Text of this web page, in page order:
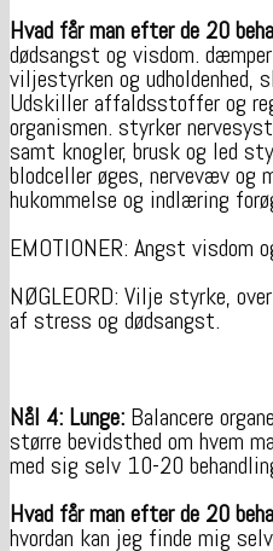
Hvad får man efter de 20
dødsangst og visdom.
viljestyrken og udholdenhed,
Udskiller affaldsstoffer og
organismen. styrker
samt knogler, brusk og led
blodceller øges, nervevæv og
hukommelse og indlæring
EMOTIONER: Angst visdom
NØGLEORD: Vilje styrke,
af stress og dødsangst.
Nål 4: Lunge: Balancere
større bevidsthed om hvem
med sig selv 10-20
Hvad får man efter de 20
hvordan kan jeg finde mig